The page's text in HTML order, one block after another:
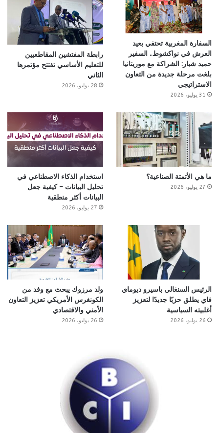
السفارة المغربية تحتفي بعيد
العرش في نواكشوط.. السفير
حميد شبار: الشراكة مع موريتانيا
بلغت مرحلة جديدة من التعاون
الاستراتيجي
31 يوليو، 2026
رابطة المفتشين المقاطعيين
للتعليم الأساسي تفتتح مؤتمرها
الثاني
28 يوليو، 2026
ما هي الأتمتة الصناعية؟
27 يوليو، 2026
استخدام الذكاء الاصطناعي في
تحليل البيانات – كيفية جعل
البيانات أكثر منطقية
27 يوليو، 2026
الرئيس السنغالي باسيرو ديوماي
فاي يطلق حزبًا جديدًا لتعزيز
أغلبيته السياسية
26 يوليو، 2026
ولد مرزوك يبحث مع وفد من
الكونغرس الأمريكي تعزيز التعاون
الأمني والاقتصادي
26 يوليو، 2026